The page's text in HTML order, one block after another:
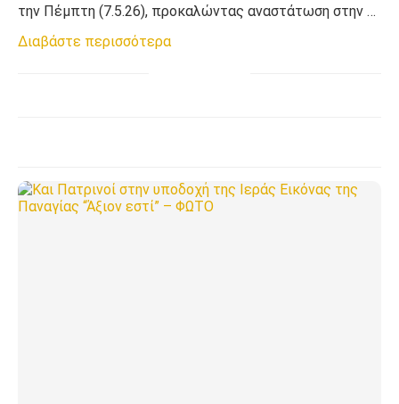
την Πέμπτη (7.5.26), προκαλώντας αναστάτωση στην …
Διαβάστε περισσότερα